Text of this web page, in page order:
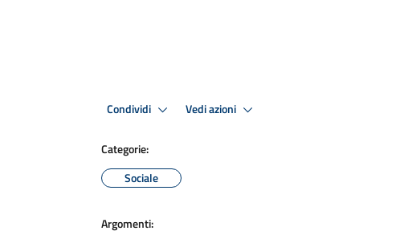
Condividi Vedi azioni
Categorie:
Sociale
Argomenti: